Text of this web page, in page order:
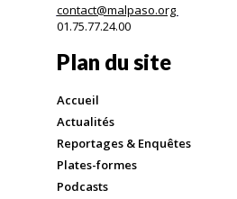
contact@malpaso.org
01.75.77.24.00
Plan du site
Accueil
Actualités
Reportages & Enquêtes
Plates-formes
Podcasts